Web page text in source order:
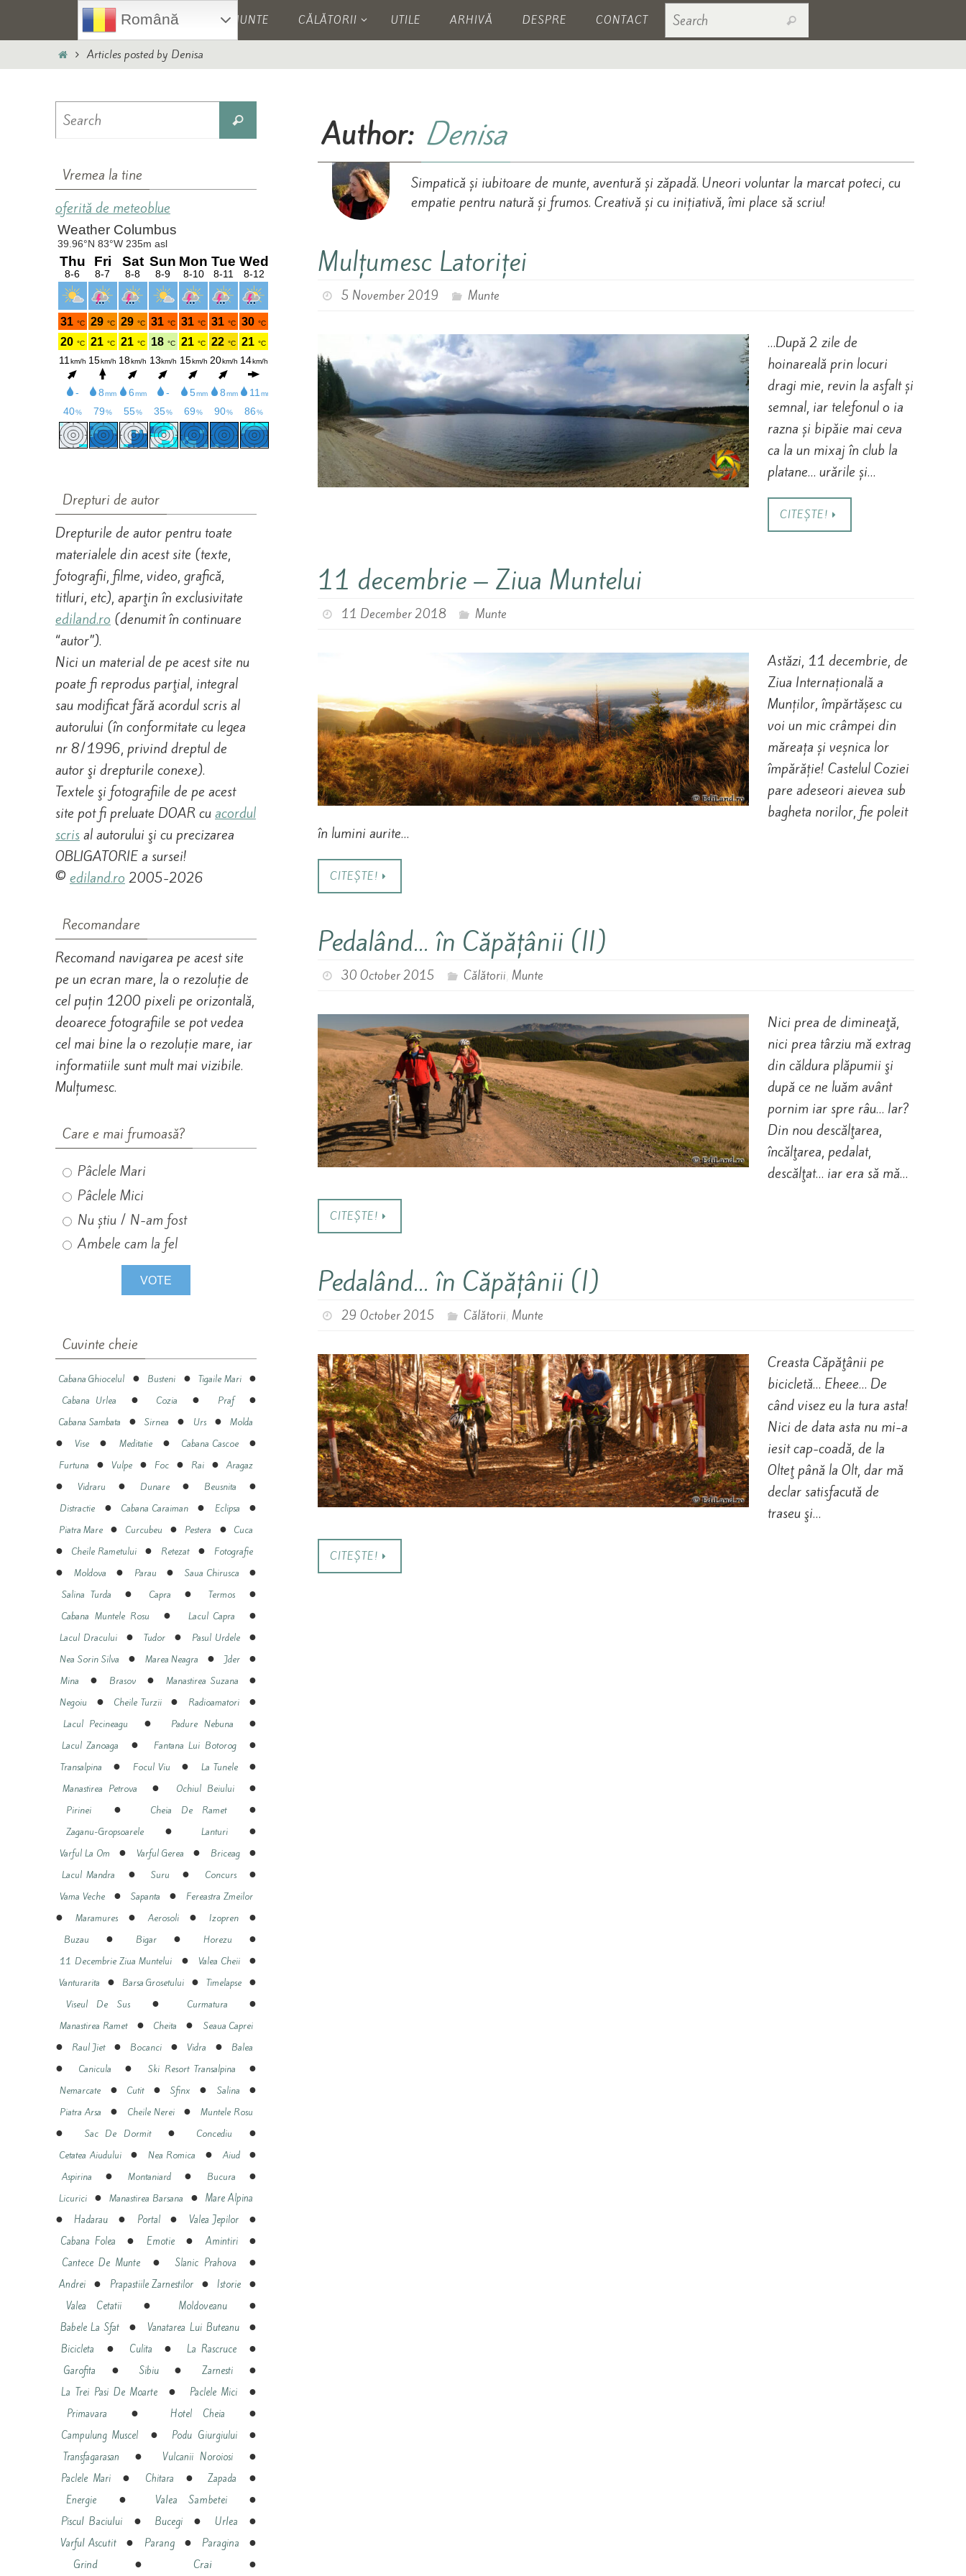
content
HOME MUNTE CĂLĂTORII UTILE ARHIVĂ DESPRE CONTACT Search
HomeArticles posted by Denisa
Author: Denisa
Simpatică și iubitoare de munte, aventură și zăpadă. Uneori voluntar la marcat poteci, cu
empatie pentru natură și frumos. Creativă și cu inițiativă, îmi place să scriu!
Mulțumesc Latoriței
5 November 2019 Munte
…După 2 zile de
hoinareală prin locuri
dragi mie, revin la asfalt și
semnal, iar telefonul o ia
razna și bipăie mai ceva
ca la un mixaj în club la
platane… urările și…
CITEȘTE!
11 decembrie – Ziua Muntelui
11 December 2018 Munte
Astăzi, 11 decembrie, de
Ziua Internațională a
Munților, împărtășesc cu
voi un mic crâmpei din
măreața și veșnica lor
împărăție! Castelul Coziei
pare adeseori aievea sub
bagheta norilor, fie poleit
în lumini aurite…
CITEȘTE!
Pedalând… în Căpățânii (II)
30 October 2015 Călătorii Munte
Nici prea de dimineaţă,
nici prea târziu mă extrag
din căldura plăpumii şi
după ce ne luăm avânt
pornim iar spre râu… Iar?
Din nou descălţarea,
încălţarea, pedalat,
descălţat… iar era să mă…
CITEȘTE!
Pedalând… în Căpățânii (I)
29 October 2015 Călătorii Munte
Creasta Căpăţânii pe
bicicletă… Eheee… De
când visez eu la tura asta!
Nici de data asta nu mi-a
iesit cap-coadă, de la
Olteţ până la Olt, dar mă
declar satisfacută de
traseu şi…
CITEȘTE!
Search
Vremea la tine
oferită de meteoblue
Drepturi de autor
Drepturile de autor pentru toate
materialele din acest site (texte,
fotografii, filme, video, grafică,
titluri, etc), aparţin în exclusivitate
ediland.ro (denumit în continuare
“autor”).
Nici un material de pe acest site nu
poate fi reprodus parţial, integral
sau modificat fără acordul scris al
autorului (în conformitate cu legea
nr 8/1996, privind dreptul de
autor şi drepturile conexe).
Textele şi fotografiile de pe acest
site pot fi preluate DOAR cuacordul
scris al autorului şi cu precizarea
OBLIGATORIE a sursei!
© ediland.ro 2005-2026
Recomandare
Recomand navigarea pe acest site
pe un ecran mare, la o rezoluție de
cel puțin 1200 pixeli pe orizontală,
deoarece fotografiile se pot vedea
cel mai bine la o rezoluție mare, iar
informatiile sunt mult mai vizibile.
Mulțumesc.
Care e mai frumoasă?
Pâclele Mari
Pâclele Mici
Nu știu / N-am fost
Ambele cam la fel
Cuvinte cheie
Cabana Ghiocelul ● Busteni ●Tigaile Mari●
Cabana Urlea ● Cozia ● Praf●
Cabana Sambata ●Sirnea ● Urs●Molda
●Vise ● Meditatie● Cabana Cascoe●
Furtuna ● Vulpe ● Foc ● Rai ●Aragaz
●Vidraru ● Dunare ● Beusnita ●
Distractie ●Cabana Caraiman● Eclipsa ●
Piatra Mare ● Curcubeu ● Pestera ●Cuca
●Cheile Rametului● Retezat● Fotografie
● Moldova ● Parau ●Saua Chirusca ●
Salina Turda ● Capra ●Termos ●
Cabana Muntele Rosu ● Lacul Capra ●
Lacul Dracului● Tudor● Pasul Urdele●
Nea Sorin Silva ● Marea Neagra ●Jder ●
Mina ● Brasov ●Manastirea Suzana ●
Negoiu ●Cheile Turzii● Radioamatori ●
Lacul Pecineagu ● Padure Nebuna ●
Lacul Zanoaga ● Fantana Lui Botorog●
Transalpina ● Focul Viu ●La Tunele ●
Manastirea Petrova ●Ochiul Beiului ●
Pirinei ● Cheia De Ramet●
Zaganu-Gropsoarele● Lanturi●
Varful La Om ● Varful Gerea ● Briceag●
Lacul Mandra ●Suru ● Concurs●
Vama Veche ● Sapanta ● Fereastra Zmeilor
● Maramures●Aerosoli● Izopren●
Buzau ● Bigar● Horezu ●
11 Decembrie Ziua Muntelui ●Valea Cheii●
Vanturarita ● Barsa Grosetului ● Timelapse ●
Viseul De Sus ● Curmatura ●
Manastirea Ramet●Cheita ● Seaua Caprei
● Raul Jiet● Bocanci ●Vidra ● Balea
● Canicula ● Ski Resort Transalpina ●
Nemarcate ●Cutit●Sfinx ● Salina ●
Piatra Arsa ● Cheile Nerei● Muntele Rosu
● Sac De Dormit● Concediu ●
Cetatea Aiudului● Nea Romica ●Aiud●
Aspirina ●Montaniard ● Bucura ●
Licurici ●Manastirea Barsana ● Mare Alpina
●Hadarau ● Portal● Valea Jepilor ●
Cabana Folea ●Emotie ●Amintiri ●
Cantece De Munte●Slanic Prahova ●
Andrei ● Prapastiile Zarnestilor ●Istorie ●
Valea Cetatii●Moldoveanu ●
Babele La Sfat ● Vanatarea Lui Buteanu●
Bicicleta ● Culita ● La Rascruce ●
Garofita ●Sibiu●Zarnesti ●
La Trei Pasi De Moarte● Paclele Mici ●
Primavara ●Hotel Cheia ●
Campulung Muscel ● Podu Giurgiului●
Transfagarasan ● Vulcanii Noroiosi ●
Paclele Mari● Chitara ●Zapada ●
Energie ● Valea Sambetei●
Piscul Baciului ● Bucegi ● Urlea ●
Varful Ascutit ● Parang● Paragina ●
Grind ● Crai
●
Română